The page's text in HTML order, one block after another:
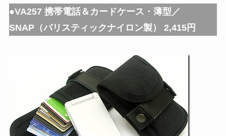
●VA257 携帯電話＆カードケース・薄型／
SNAP（バリスティックナイロン製） 2,415円